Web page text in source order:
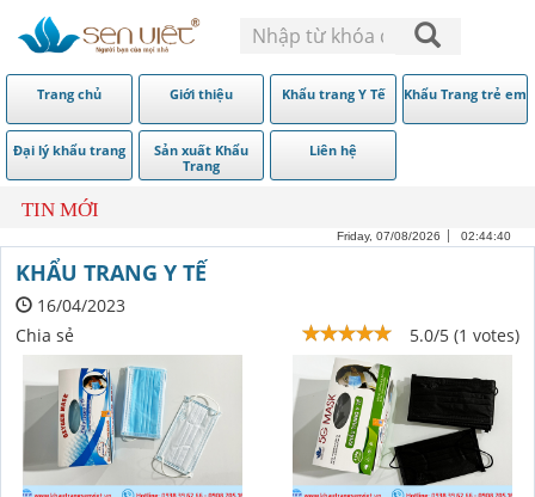
Trang chủ Giới thiệu Khẩu trang Y Tế Khẩu Trang trẻ em
Đại lý khẩu trang
Sản xuất Khẩu
Trang
Liên hệ
TIN MỚI
Friday, 07/08/2026 02:44:42
KHẨU TRANG Y TẾ
16/04/2023
5.0/5 (1 votes)
Chia sẻ